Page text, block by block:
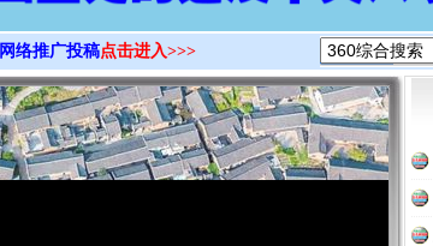
网络推广投稿点击进入>>>